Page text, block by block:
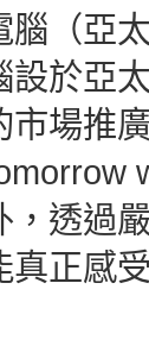
腦（亞
設於亞
市場推
，透過
真正感